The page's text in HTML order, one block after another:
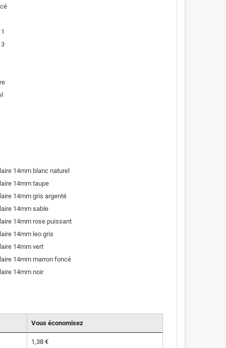
14mm blanc naturel
14mm taupe
14mm gris argenté
14mm sable
14mm rose puissant
14mm leo gris
14mm vert
14mm marron foncé
14mm noir
Vous économisez
1,38 €